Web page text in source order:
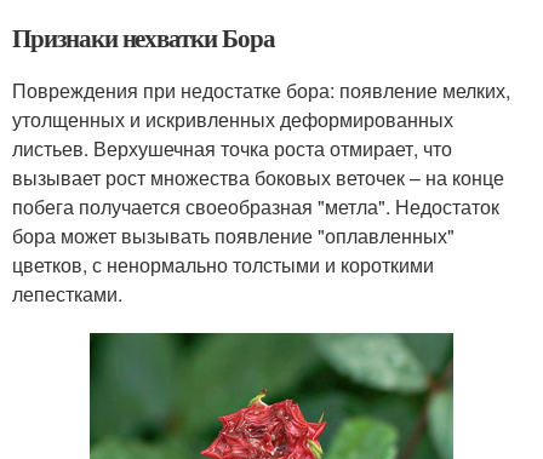
Признаки нехватки Бора
Повреждения при недостатке бора: появление мелких,
утолщенных и искривленных деформированных
листьев. Верхушечная точка роста отмирает, что
вызывает рост множества боковых веточек – на конце
побега получается своеобразная "метла". Недостаток
бора может вызывать появление "оплавленных"
цветков, с ненормально толстыми и короткими
лепестками.